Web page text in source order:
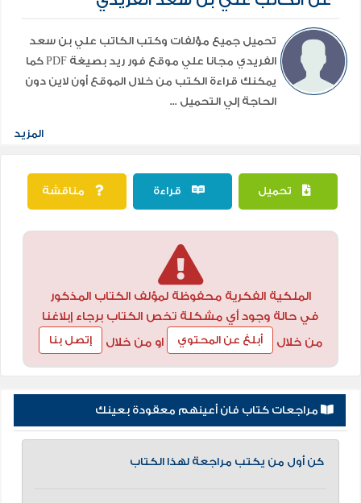
تحميل جميع مؤلفات وكتب الكاتب علي بن سعد
الفريدي مجانا علي موقع فور ريد بصيغة PDF كما
يمكنك قراءة الكتب من خلال الموقع أون لاين دون
الحاجة إلي التحميل ...
المزيد
تحميل قراءة مناقشة
الملكية الفكرية محفوظة لمؤلف الكتاب المذكور
في حالة وجود أي مشكلة تخص الكتاب برجاء إبلاغنا
من خلال
أبلغ عن المحتوي او من خلال إتصل بنا
مراجعات كتاب فان أعينهم معقودة بعينك
كن أول من يكتب مراجعة لهذا الكتاب